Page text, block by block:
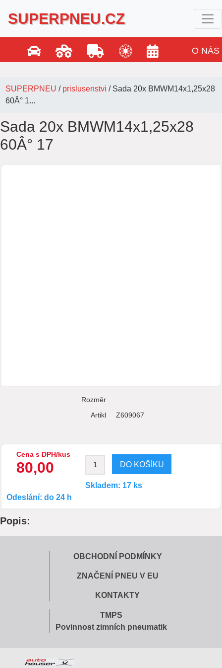
SUPERPNEU.CZ
O NÁS
SUPERPNEU / prislusenstvi / Sada 20x BMWM14x1,25x28
60Â° 1...
Sada 20x BMWM14x1,25x28
60Â° 17
Rozměr
Artikl
Z609067
Cena s DPH/kus
80,00
Skladem: 17 ks
Odeslání: do 24 h
Popis:
OBCHODNÍ PODMÍNKY
ZNAČENÍ PNEU V EU
KONTAKTY
TMPS
Povinnost zimních pneumatik